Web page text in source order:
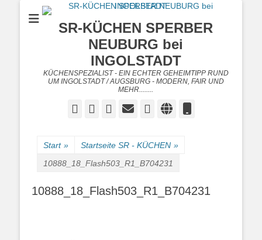
SR-KÜCHEN SPERBER
NEUBURG bei
INGOLSTADT
KÜCHENSPEZIALIST - EIN ECHTER GEHEIMTIPP RUND
UM INGOLSTADT / AUGSBURG - MODERN, FAIR UND
MEHR........
Facebook
TwitterGoogleplus
E-
Instagram
Website
Start » Startseite SR - KÜCHEN »
10888_18_Flash503_R1_B704231
10888_18_Flash503_R1_B704231